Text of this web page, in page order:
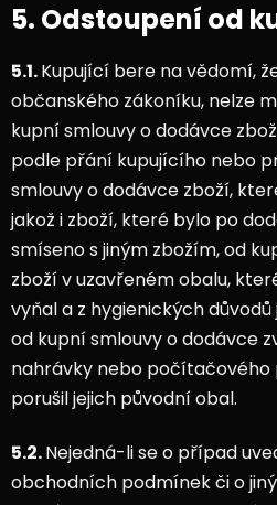
5. Odstoupení od
5.1.Kupující bere na vědomí,
občanského zákoníku, nelze
kupní smlouvy o dodávce
podle přání kupujícího nebo
smlouvy o dodávce zboží,
jakož i zboží, které bylo po
smíseno s jiným zbožím, od
zboží v uzavřeném obalu,
vyňal a z hygienických
od kupní smlouvy o dodávce
nahrávky nebo počítačového
porušil jejich původní obal.
5.2.Nejedná-li se o případ
obchodních podmínek či o